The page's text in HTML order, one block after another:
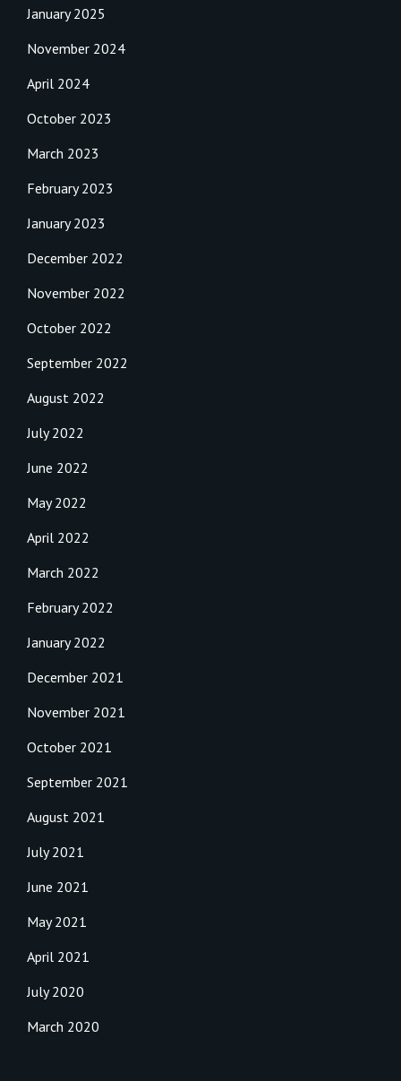
January 2025
November 2024
April 2024
October 2023
March 2023
February 2023
January 2023
December 2022
November 2022
October 2022
September 2022
August 2022
July 2022
June 2022
May 2022
April 2022
March 2022
February 2022
January 2022
December 2021
November 2021
October 2021
September 2021
August 2021
July 2021
June 2021
May 2021
April 2021
July 2020
March 2020